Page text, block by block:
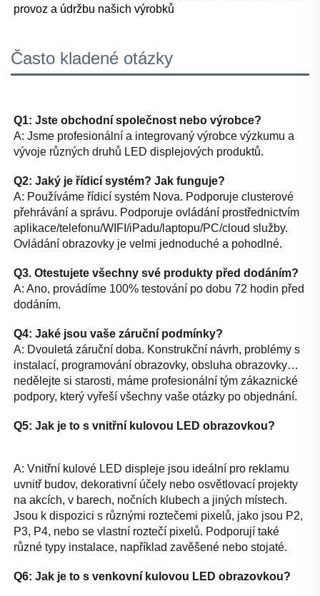
provoz a údržbu našich výrobků
Často kladené otázky
Q1: Jste obchodní společnost nebo výrobce?
A: Jsme profesionální a integrovaný výrobce výzkumu a
vývoje různých druhů LED displejových produktů.
Q2: Jaký je řídicí systém? Jak funguje?
A: Používáme řídicí systém Nova. Podporuje clusterové
přehrávání a správu. Podporuje ovládání prostřednictvím
aplikace/telefonu/WIFI/iPadu/laptopu/PC/cloud služby.
Ovládání obrazovky je velmi jednoduché a pohodlné.
Q3. Otestujete všechny své produkty před dodáním?
A: Ano, provádíme 100% testování po dobu 72 hodin před
dodáním.
Q4: Jaké jsou vaše záruční podmínky?
A: Dvouletá záruční doba. Konstrukční návrh, problémy s
instalací, programování obrazovky, obsluha obrazovky…
nedělejte si starosti, máme profesionální tým zákaznické
podpory, který vyřeší všechny vaše otázky po objednání.
Q5: Jak je to s vnitřní kulovou LED obrazovkou?
A: Vnitřní kulové LED displeje jsou ideální pro reklamu
uvnitř budov, dekorativní účely nebo osvětlovací projekty
na akcích, v barech, nočních klubech a jiných místech.
Jsou k dispozici s různými roztečemi pixelů, jako jsou P2,
P3, P4, nebo se vlastní roztečí pixelů. Podporují také
různé typy instalace, například zavěšené nebo stojaté.
Q6: Jak je to s venkovní kulovou LED obrazovkou?